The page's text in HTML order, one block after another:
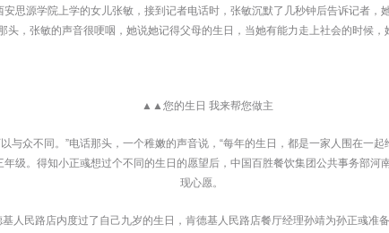
思源学院上学的女儿张敏，接到记者电话时，张敏沉默了几秒钟后告诉记者，
头，张敏的声音很哽咽，她说她记得父母的生日，当她有能力走上社会的时候，
▲▲您的生日 我来帮您做主
与众不同。”电话那头，一个稚嫩的声音说，“每年的生日，都是一家人围在一
级。得知小正彧想过个不同的生日的愿望后，中国百胜餐饮集团公共事务部河
现心愿。
人民路店内度过了自己九岁的生日，肯德基人民路店餐厅经理孙靖为孙正彧准